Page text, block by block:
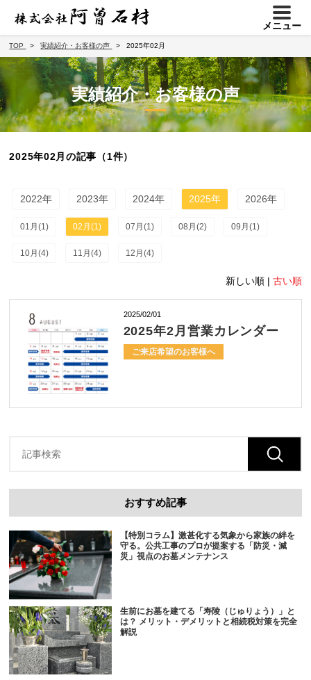
メニュー
TOP 実績紹介・お客様の声 2025年02月
実績紹介・お客様の声
2025年02月の記事（1件）
2022年 2023年 2024年 2025年 2026年
01月(1) 02月(1) 07月(1) 08月(2) 09月(1)
10月(4) 11月(4) 12月(4)
新しい順 | 古い順
2025/02/01
2025年2月営業カレンダー
ご来店希望のお客様へ
おすすめ記事
【特別コラム】激甚化する気象から家族の絆を
守る。公共工事のプロが提案する「防災・減
災」視点のお墓メンテナンス
生前にお墓を建てる「寿陵（じゅりょう）」と
は？ メリット・デメリットと相続税対策を完全
解説